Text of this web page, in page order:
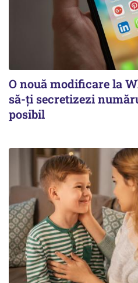
O nouă modificare la
să-ți secretizezi
posibil